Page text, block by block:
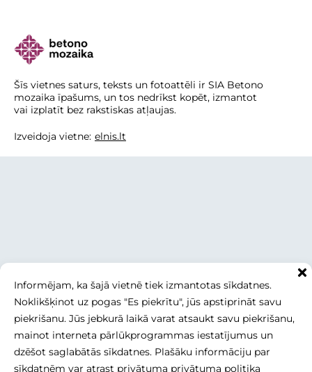
Informējam, ka šajā vietnē tiek izmantotas sīkdatnes.
Noklikšķinot uz pogas "Es piekrītu", jūs apstiprināt savu
piekrišanu. Jūs jebkurā laikā varat atsaukt savu piekrišanu,
mainot interneta pārlūkprogrammas iestatījumus un
dzēšot saglabātās sīkdatnes. Plašāku informāciju par
sīkdatnēm var atrast privātuma privātuma politika
Šīs vietnes saturs, teksts un fotoattēli ir SIA Betono
mozaika īpašums, un tos nedrīkst kopēt, izmantot
vai izplatīt bez rakstiskas atļaujas.
Izveidoja vietne: elnis.lt